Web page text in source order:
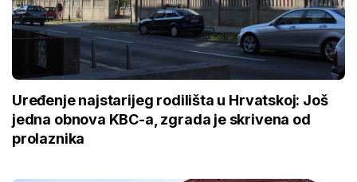
Uređenje najstarijeg rodilišta u Hrvatskoj: Još
jedna obnova KBC-a, zgrada je skrivena od
prolaznika